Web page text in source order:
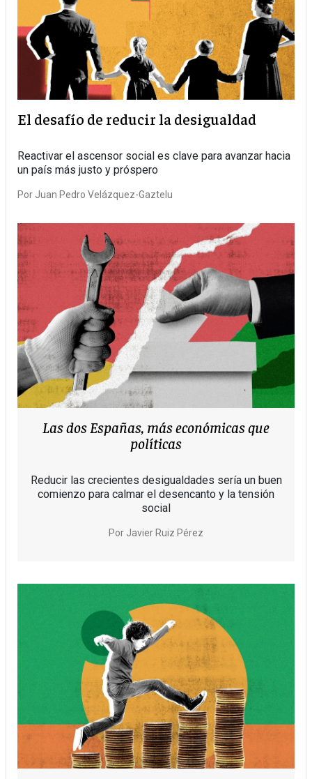
El desafío de reducir la desigualdad
Reactivar el ascensor social es clave para avanzar hacia
un país más justo y próspero
Por Juan Pedro Velázquez-Gaztelu
Las dos Españas, más económicas que
políticas
Reducir las crecientes desigualdades sería un buen
comienzo para calmar el desencanto y la tensión
social
Por Javier Ruiz Pérez